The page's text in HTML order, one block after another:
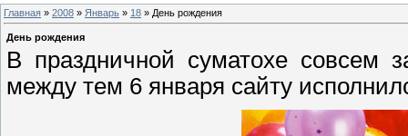
Главная » 2008 » Январь » 18 » День рождения
День рождения
В праздничной суматохе совсем
между тем 6 января сайту